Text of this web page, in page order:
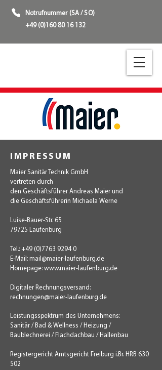
Notrufnummer (SA / SO)
+49 (0)160 80 16 132
IMPRESSUM
​Maier Sanitär T echnik GmbH
vertreten durch
den Geschäftsführer Andreas Maier und
die Geschäftsführerin Michaela Werne
Luise-Bauer-Str. 65
79725 Laufenburg
Tel.: +49 (0)7763 9294 0
E-Mail: mail@maier-laufenburg.de
Homepage: www.maier-laufenburg.de
Digitaler Rechnungsversand:
rechnungen@maier-laufenburg.de
Leistungsspektrum des Unternehmens:
Sanitär / Bad & Wellness / Heizung /
Baublechnerei / Flachdachbau / Hallenbau
Registergericht Amtsgericht Freiburg i.Br. HRB 630
502